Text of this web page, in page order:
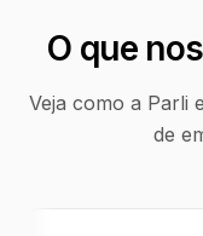
O que
Veja como a Parli
de